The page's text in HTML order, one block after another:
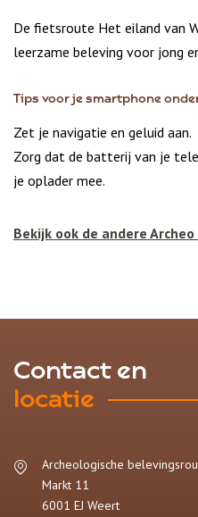
De fietsroute Het eiland van
leerzame beleving voor jong
Tips voor je smartphone
Zet je navigatie en geluid aan.
Zorg dat de batterij van je
je oplader mee.
Bekijk ook de andere
Contact en
locatie
Archeologische
Markt 11
6001 EJ Weert